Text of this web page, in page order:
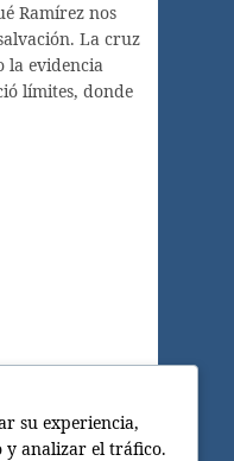
Ramírez nos
La cruz
la evidencia
límites, donde
su experiencia,
y analizar el tráfico.